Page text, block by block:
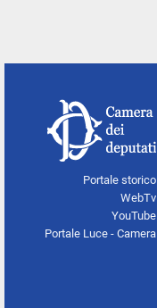
Portale storico
WebTv
YouTube
Portale Luce - Camera